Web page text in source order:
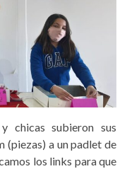
chicas subieron sus
(piezas) a un padlet de
los links para que